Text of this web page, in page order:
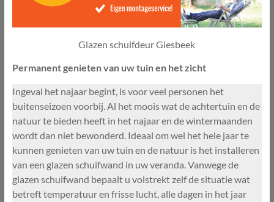
Glazen schuifdeur Giesbeek
Permanent genieten van uw tuin en het zicht
Ingeval het najaar begint, is voor veel personen het
buitenseizoen voorbij. Al het moois wat de achtertuin en de
natuur te bieden heeft in het najaar en de wintermaanden
wordt dan niet bewonderd. Ideaal om wel het hele jaar te
kunnen genieten van uw tuin en de natuur is het installeren
van een glazen schuifwand in uw veranda. Vanwege de
glazen schuifwand bepaalt u volstrekt zelf de situatie wat
betreft temperatuur en frisse lucht, alle dagen in het jaar